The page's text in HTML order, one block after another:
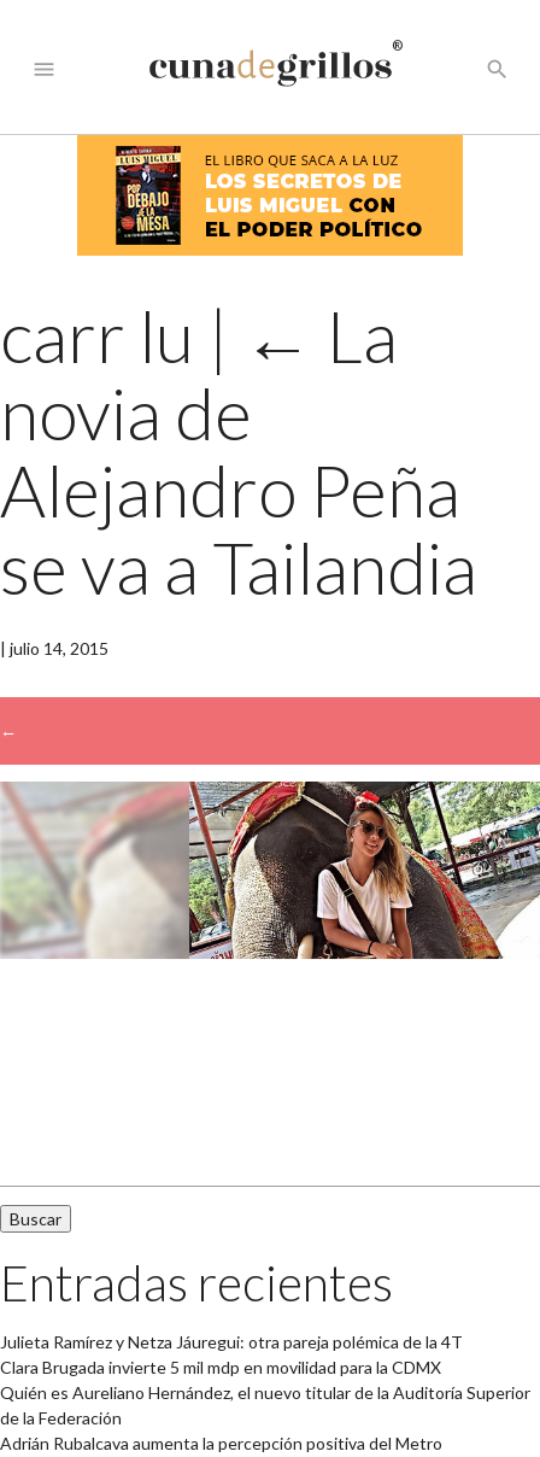
menu
®
search
carr lu | ← La
novia de
Alejandro Peña
se va a Tailandia
| julio 14, 2015
←
Entradas recientes
Julieta Ramírez y Netza Jáuregui: otra pareja polémica de la 4T
Clara Brugada invierte 5 mil mdp en movilidad para la CDMX
Quién es Aureliano Hernández, el nuevo titular de la Auditoría Superior
de la Federación
Adrián Rubalcava aumenta la percepción positiva del Metro